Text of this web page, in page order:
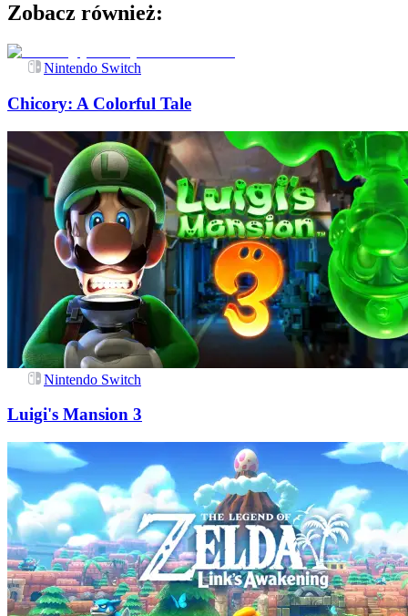
Zobacz również:
Nintendo Switch
Chicory: A Colorful Tale
Nintendo Switch
Luigi's Mansion 3